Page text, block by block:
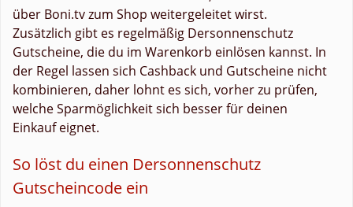
über Boni.tv zum Shop weitergeleitet wirst.
Zusätzlich gibt es regelmäßig Dersonnenschutz
Gutscheine, die du im Warenkorb einlösen kannst. In
der Regel lassen sich Cashback und Gutscheine nicht
kombinieren, daher lohnt es sich, vorher zu prüfen,
welche Sparmöglichkeit sich besser für deinen
Einkauf eignet.
So löst du einen Dersonnenschutz
Gutscheincode ein